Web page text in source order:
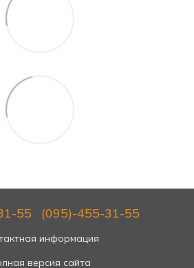
55 (095)-455-31-55
информация
версия сайта